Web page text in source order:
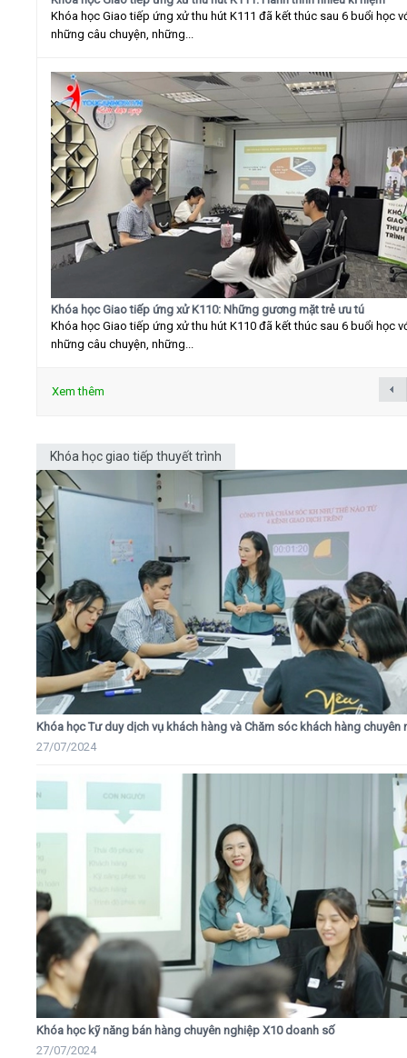
Khóa học Giao tiếp ứng xử thu hút K111 đã kết thúc sau 6 buổi học
những câu chuyện, những...
Khóa học Giao tiếp ứng xử K110: Những gương mặt trẻ ưu tú
Khóa học Giao tiếp ứng xử thu hút K110 đã kết thúc sau 6 buổi học
những câu chuyện, những...
Xem thêm
Khóa học giao tiếp thuyết trình
Khóa học Tư duy dịch vụ khách hàng và Chăm sóc khách hàng chuyên
27/07/2024
Khóa học kỹ năng bán hàng chuyên nghiệp X10 doanh số
27/07/2024